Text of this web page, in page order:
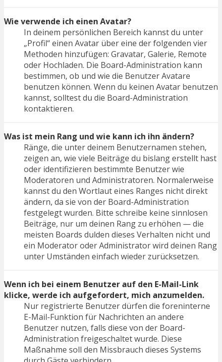
Wie verwende ich einen Avatar?
In deinem persönlichen Bereich kannst du unter
„Profil“ einen Avatar über eine der folgenden vier
Methoden hinzufügen: Gravatar, Galerie, Remote
oder Hochladen. Die Board-Administration kann
bestimmen, ob und wie die Benutzer Avatare
benutzen können. Wenn du keinen Avatar benutzen
kannst, solltest du die Board-Administration
kontaktieren.
Was ist mein Rang und wie kann ich ihn ändern?
Ränge, die unter deinem Benutzernamen stehen,
zeigen an, wie viele Beiträge du bislang erstellt hast
oder identifizieren bestimmte Benutzer wie
Moderatoren und Administratoren. Normalerweise
kannst du den Wortlaut eines Ranges nicht direkt
ändern, da sie von der Board-Administration
festgelegt wurden. Bitte schreibe keine sinnlosen
Beiträge, nur um deinen Rang zu erhöhen — die
meisten Boards dulden dieses Verhalten nicht und
ein Moderator oder Administrator wird deinen Rang
unter Umständen einfach wieder zurücksetzen.
Wenn ich bei einem Benutzer auf den E-Mail-Link
klicke, werde ich aufgefordert, mich anzumelden.
Nur registrierte Benutzer dürfen die foreninterne
E-Mail-Funktion für Nachrichten an andere
Benutzer nutzen, falls diese von der Board-
Administration freigeschaltet wurde. Diese
Maßnahme soll den Missbrauch dieses Systems